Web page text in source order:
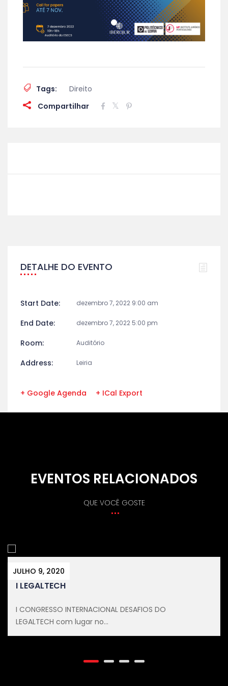
Tags:
Direito
Compartilhar
DETALHE DO EVENTO
Start Date: dezembro 7, 2022 9:00 am
End Date: dezembro 7, 2022 5:00 pm
Room: Auditório
Address: Leiria
+ Google Agenda + ICal Export
EVENTOS RELACIONADOS
QUE VOCÊ GOSTE
JULHO 9, 2020
I LEGALTECH
I CONGRESSO INTERNACIONAL DESAFIOS DO
LEGALTECH com lugar no...